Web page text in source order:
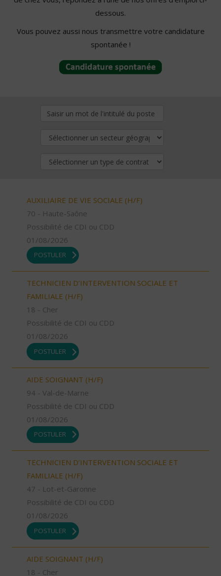
dessous.
Vous pouvez aussi nous transmettre votre candidature
spontanée !
AUXILIAIRE DE VIE SOCIALE (H/F)
70 - Haute-Saône
Possibilité de CDI ou CDD
01/08/2026
POSTULER
TECHNICIEN D’INTERVENTION SOCIALE ET
FAMILIALE (H/F)
18 - Cher
Possibilité de CDI ou CDD
01/08/2026
POSTULER
AIDE SOIGNANT (H/F)
94 - Val-de-Marne
Possibilité de CDI ou CDD
01/08/2026
POSTULER
TECHNICIEN D’INTERVENTION SOCIALE ET
FAMILIALE (H/F)
47 - Lot-et-Garonne
Possibilité de CDI ou CDD
01/08/2026
POSTULER
AIDE SOIGNANT (H/F)
18 - Cher